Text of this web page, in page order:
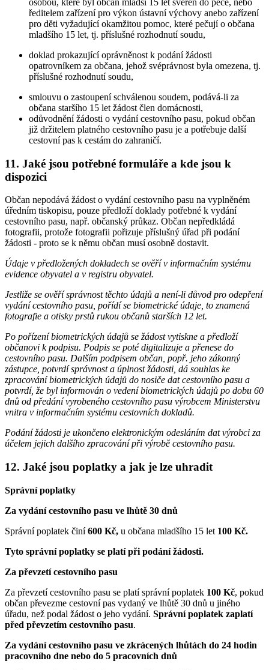
osobou, které byl občan mladší 15 let svěřen do péče, nebo
ředitelem zařízení pro výkon ústavní výchovy anebo zařízení
pro děti vyžadující okamžitou pomoc, které pečují o občana
mladšího 15 let, tj. příslušné rozhodnutí soudu,
doklad prokazující oprávněnost k podání žádosti
opatrovníkem za občana, jehož svéprávnost byla omezena, tj.
příslušné rozhodnutí soudu,
smlouvu o zastoupení schválenou soudem, podává-li za
občana staršího 15 let žádost člen domácnosti,
odůvodnění žádosti o vydání cestovního pasu, pokud občan
již držitelem platného cestovního pasu je a potřebuje další
cestovní pas k cestám do zahraničí.
11. Jaké jsou potřebné formuláře a kde jsou k
dispozici
Občan nepodává žádost o vydání cestovního pasu na vyplněném
úředním tiskopisu, pouze předloží doklady potřebné k vydání
cestovního pasu, např. občanský průkaz. Občan nepředkládá
fotografii, protože fotografii pořizuje příslušný úřad při podání
žádosti - proto se k němu občan musí osobně dostavit.
Údaje v předložených dokladech se ověří v informačním systému
evidence obyvatel a v registru obyvatel.
Jestliže se ověří správnost těchto údajů a není-li důvod pro odepření
vydání cestovního pasu, pořídí se biometrické údaje, to znamená
fotografie a otisky prstů rukou občanů starších 12 let.
Po pořízení biometrických údajů se žádost vytiskne a předloží
občanovi k podpisu. Podpis se poté digitalizuje a přenese do
cestovního pasu. Dalším podpisem občan, popř. jeho zákonný
zástupce, potvrdí správnost a úplnost žádosti, dá souhlas ke
zpracování biometrických údajů do nosiče dat cestovního pasu a
potvrdí, že byl informován o vedení biometrických údajů po dobu 60
dnů od předání vyrobeného cestovního pasu výrobcem Ministerstvu
vnitra v informačním systému cestovních dokladů.
Podání žádosti je ukončeno elektronickým odesláním dat výrobci za
účelem jejich dalšího zpracování při výrobě cestovního pasu.
12. Jaké jsou poplatky a jak je lze uhradit
Správní poplatky
Za vydání cestovního pasu ve lhůtě 30 dnů
Správní poplatek činí600 Kč, u občana mladšího 15 let 100 Kč.
Tyto správní poplatky se platí při podání žádosti.
Za převzetí cestovního pasu
Za převzetí cestovního pasu se platí správní poplatek 100 Kč, pokud
občan převezme cestovní pas vydaný ve lhůtě 30 dnů u jiného
úřadu, než podal žádost o jeho vydání. Správní poplatek zaplatí
před převzetím cestovního pasu.
Za vydání cestovního pasu ve zkrácených lhůtách do 24 hodin
pracovního dne nebo do 5 pracovních dnů